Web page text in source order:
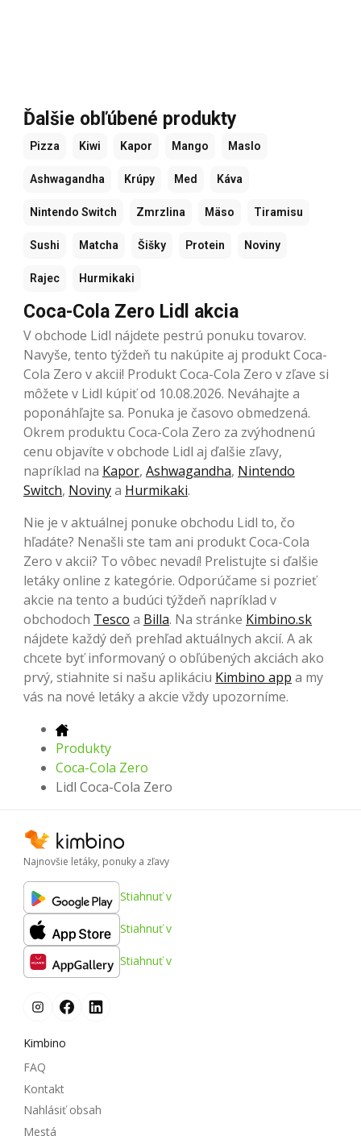
Ďalšie obľúbené produkty
Pizza Kiwi Kapor Mango Maslo
Ashwagandha Krúpy Med Káva
Nintendo Switch Zmrzlina Mäso Tiramisu
Sushi Matcha Šišky Protein Noviny
Rajec Hurmikaki
Coca-Cola Zero Lidl akcia
V obchode Lidl nájdete pestrú ponuku tovarov.
Navyše, tento týždeň tu nakúpite aj produkt Coca-
Cola Zero v akcii! Produkt Coca-Cola Zero v zľave si
môžete v Lidl kúpiť od 10.08.2026. Neváhajte a
poponáhľajte sa. Ponuka je časovo obmedzená.
Okrem produktu Coca-Cola Zero za zvýhodnenú
cenu objavíte v obchode Lidl aj ďalšie zľavy,
napríklad na Kapor, Ashwagandha, Nintendo
Switch, Novinya Hurmikaki.
Nie je v aktuálnej ponuke obchodu Lidl to, čo
hľadáte? Nenašli ste tam ani produkt Coca-Cola
Zero v akcii? To vôbec nevadí! Prelistujte si ďalšie
letáky online z kategórie. Odporúčame si pozrieť
akcie na tento a budúci týždeň napríklad v
obchodoch Tesco a Billa. Na stránke Kimbino.sk
nájdete každý deň prehľad aktuálnych akcií. A ak
chcete byť informovaný o obľúbených akciách ako
prvý, stiahnite si našu aplikáciu Kimbino app a my
vás na nové letáky a akcie vždy upozorníme.
Produkty
Coca-Cola Zero
Lidl Coca-Cola Zero
Najnovšie letáky, ponuky a zľavy
Stiahnuť v
Stiahnuť v
Stiahnuť v
Kimbino
FAQ
Kontakt
Nahlásiť obsah
Mestá